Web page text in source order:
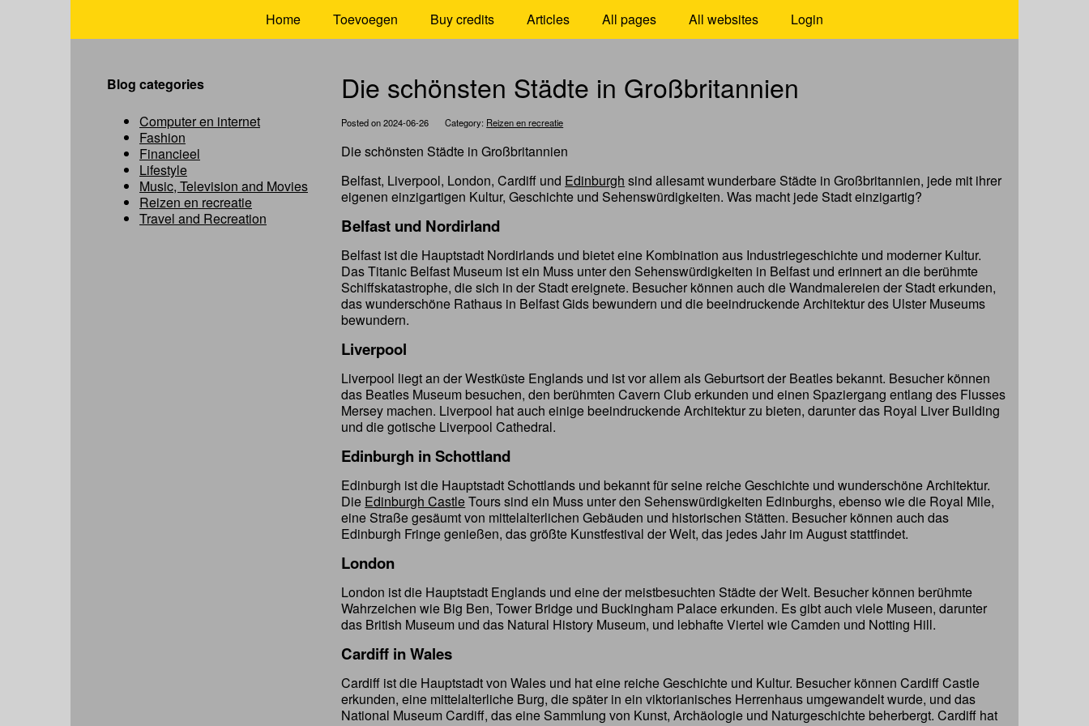
Home Toevoegen Buy credits Articles All pages All websites Login
Die schönsten Städte in Großbritannien
Posted on 2024-06-26 Category: Reizen en recreatie
Die schönsten Städte in Großbritannien
Belfast, Liverpool, London, Cardiff und Edinburgh sind allesamt wunderbare Städte in Großbritannien, jede mit ihrer
eigenen einzigartigen Kultur, Geschichte und Sehenswürdigkeiten. Was macht jede Stadt einzigartig?
Belfast und Nordirland
Belfast ist die Hauptstadt Nordirlands und bietet eine Kombination aus Industriegeschichte und moderner Kultur.
Das Titanic Belfast Museum ist ein Muss unter den Sehenswürdigkeiten in Belfast und erinnert an die berühmte
Schiffskatastrophe, die sich in der Stadt ereignete. Besucher können auch die Wandmalereien der Stadt erkunden,
das wunderschöne Rathaus in Belfast Gids bewundern und die beeindruckende Architektur des Ulster Museums
bewundern.
Liverpool
Liverpool liegt an der Westküste Englands und ist vor allem als Geburtsort der Beatles bekannt. Besucher können
das Beatles Museum besuchen, den berühmten Cavern Club erkunden und einen Spaziergang entlang des Flusses
Mersey machen. Liverpool hat auch einige beeindruckende Architektur zu bieten, darunter das Royal Liver Building
und die gotische Liverpool Cathedral.
Edinburgh in Schottland
Edinburgh ist die Hauptstadt Schottlands und bekannt für seine reiche Geschichte und wunderschöne Architektur.
Die Edinburgh CastleTours sind ein Muss unter den Sehenswürdigkeiten Edinburghs, ebenso wie die Royal Mile,
eine Straße gesäumt von mittelalterlichen Gebäuden und historischen Stätten. Besucher können auch das
Edinburgh Fringe genießen, das größte Kunstfestival der Welt, das jedes Jahr im August stattfindet.
London
London ist die Hauptstadt Englands und eine der meistbesuchten Städte der Welt. Besucher können berühmte
Wahrzeichen wie Big Ben, Tower Bridge und Buckingham Palace erkunden. Es gibt auch viele Museen, darunter
das British Museum und das Natural History Museum, und lebhafte Viertel wie Camden und Notting Hill.
Cardiff in Wales
Cardiff ist die Hauptstadt von Wales und hat eine reiche Geschichte und Kultur. Besucher können Cardiff Castle
erkunden, eine mittelalterliche Burg, die später in ein viktorianisches Herrenhaus umgewandelt wurde, und das
National Museum Cardiff, das eine Sammlung von Kunst, Archäologie und Naturgeschichte beherbergt. Cardiff hat
Blog categories
Computer en internet
Fashion
Financieel
Lifestyle
Music, Television and Movies
Reizen en recreatie
Travel and Recreation